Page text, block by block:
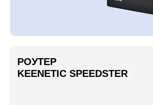
РОУТЕР
KEENETIC SPEEDSTER